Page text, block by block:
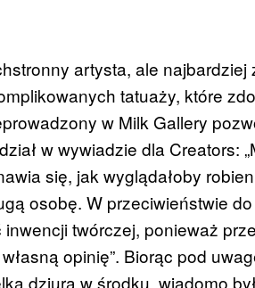
artysta, ale najbardziej
tatuaży, które
w Milk Gallery
w wywiadzie dla Creators:
się, jak wyglądałoby
osobę. W przeciwieństwie
twórczej, ponieważ
opinię”. Biorąc pod
dziurą w środku, wiadomo